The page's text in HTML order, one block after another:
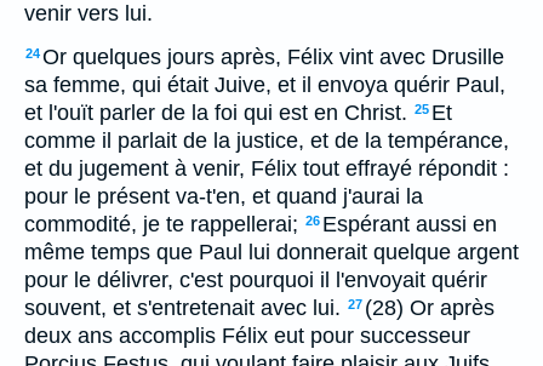
venir vers lui.
24Or quelques jours après, Félix vint avec Drusille
sa femme, qui était Juive, et il envoya quérir Paul,
et l'ouït parler de la foi qui est en Christ. 25 Et
comme il parlait de la justice, et de la tempérance,
et du jugement à venir, Félix tout effrayé répondit :
pour le présent va-t'en, et quand j'aurai la
commodité, je te rappellerai; 26 Espérant aussi en
même temps que Paul lui donnerait quelque argent
pour le délivrer, c'est pourquoi il l'envoyait quérir
souvent, et s'entretenait avec lui. 27 (28) Or après
deux ans accomplis Félix eut pour successeur